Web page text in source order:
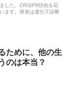
した。CRISPR技術を応
ます。将来は遺伝子診断
ために、他の生
のは本当？